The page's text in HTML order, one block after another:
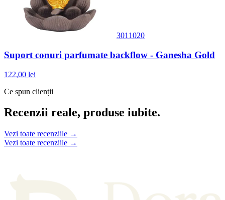
3011020
Suport conuri parfumate backflow - Ganesha Gold
122,00 lei
Ce spun clienții
Recenzii reale, produse iubite.
Vezi toate recenziile →
Vezi toate recenziile →